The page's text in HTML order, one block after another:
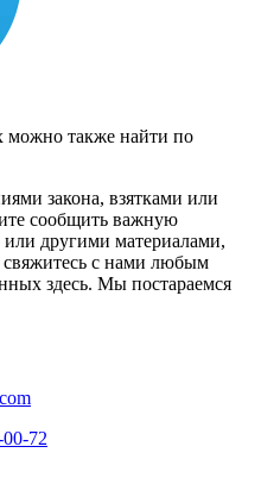
можно также найти по
закона, взятками или
сообщить важную
другими материалами,
с нами любым
здесь. Мы постараемся
72